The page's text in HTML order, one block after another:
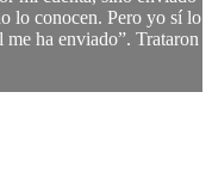
lo conocen. Pero yo sí lo
ha enviado”. Trataron